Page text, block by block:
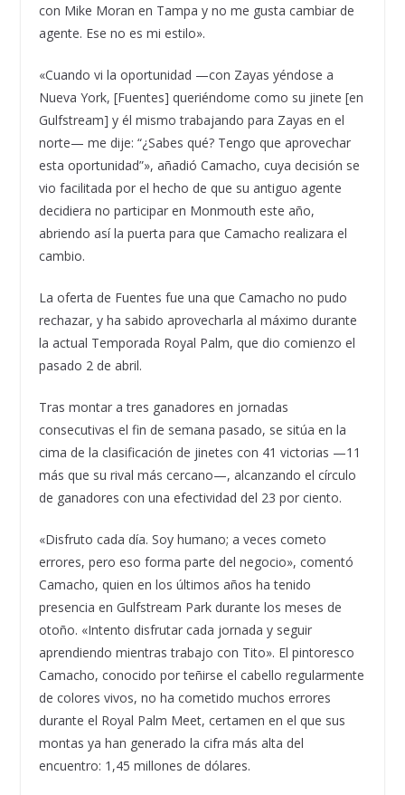
con Mike Moran en Tampa y no me gusta cambiar de
agente. Ese no es mi estilo».
«Cuando vi la oportunidad —con Zayas yéndose a
Nueva York, [Fuentes] queriéndome como su jinete [en
Gulfstream] y él mismo trabajando para Zayas en el
norte— me dije: “¿Sabes qué? Tengo que aprovechar
esta oportunidad”», añadió Camacho, cuya decisión se
vio facilitada por el hecho de que su antiguo agente
decidiera no participar en Monmouth este año,
abriendo así la puerta para que Camacho realizara el
cambio.
La oferta de Fuentes fue una que Camacho no pudo
rechazar, y ha sabido aprovecharla al máximo durante
la actual Temporada Royal Palm, que dio comienzo el
pasado 2 de abril.
Tras montar a tres ganadores en jornadas
consecutivas el fin de semana pasado, se sitúa en la
cima de la clasificación de jinetes con 41 victorias —11
más que su rival más cercano—, alcanzando el círculo
de ganadores con una efectividad del 23 por ciento.
«Disfruto cada día. Soy humano; a veces cometo
errores, pero eso forma parte del negocio», comentó
Camacho, quien en los últimos años ha tenido
presencia en Gulfstream Park durante los meses de
otoño. «Intento disfrutar cada jornada y seguir
aprendiendo mientras trabajo con Tito». El pintoresco
Camacho, conocido por teñirse el cabello regularmente
de colores vivos, no ha cometido muchos errores
durante el Royal Palm Meet, certamen en el que sus
montas ya han generado la cifra más alta del
encuentro: 1,45 millones de dólares.